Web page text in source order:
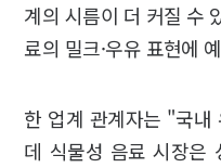
계의 시름이 더 커질 수
료의 밀크·우유 표현에
한 업계 관계자는 "국내
데 식물성 음료 시장은